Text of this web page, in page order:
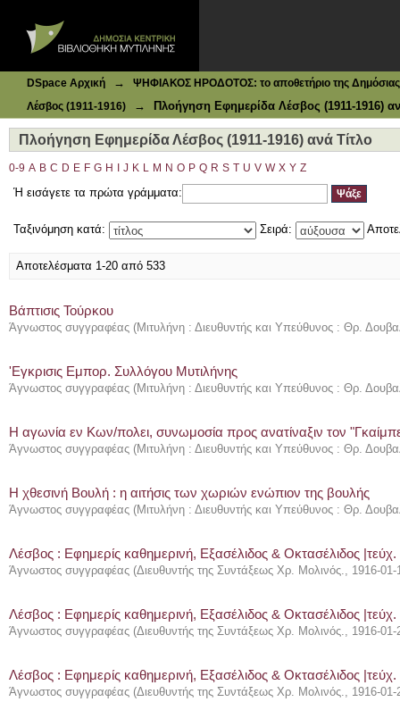
DSpace Αρχική →
ΨΗΦΙΑΚΟΣ ΗΡΟΔΟΤΟΣ: το αποθετήριο της Δημόσιας
Λέσβος (1911-1916)
→ Πλοήγηση Εφημερίδα Λέσβος (1911-1916)
Πλοήγηση Εφημερίδα Λέσβος (1911-1916) ανά Τίτλο
0-9 A B C D E F G H J K L M N O P Q R S T U V W X Y Z
Ή εισάγετε τα πρώτα γράμματα:
Ταξινόμηση κατά: Σειρά:
Αποτελέσματα 1-20 από 533
Βάπτισις Τούρκου
Άγνωστος συγγραφέας (Μιτυλήνη : Διευθυντής και Υπεύθυνος : Θρ.
'Εγκρισις Εμπορ. Συλλόγου Μυτιλήνης
Άγνωστος συγγραφέας (Μιτυλήνη : Διευθυντής και Υπεύθυνος : Θρ.
Η αγωνία εν Κων/πολει, συνωμοσία προς ανατίναξιν τον
Άγνωστος συγγραφέας (Μιτυλήνη : Διευθυντής και Υπεύθυνος : Θρ.
Η χθεσινή Βουλή : η αιτήσις των χωριών ενώπιον της βουλής
Άγνωστος συγγραφέας (Μιτυλήνη : Διευθυντής και Υπεύθυνος : Θρ.
Λέσβος : Eφημερίς καθημερινή, Εξασέλιδος & Οκτασέλιδος
Άγνωστος συγγραφέας (Διευθυντής της Συντάξεως Χρ. Μολινός., 1916-01-
Λέσβος : Eφημερίς καθημερινή, Εξασέλιδος & Οκτασέλιδος
Άγνωστος συγγραφέας (Διευθυντής της Συντάξεως Χρ. Μολινός., 1916-01-
Λέσβος : Eφημερίς καθημερινή, Εξασέλιδος & Οκτασέλιδος
Άγνωστος συγγραφέας (Διευθυντής της Συντάξεως Χρ. Μολινός., 1916-01-